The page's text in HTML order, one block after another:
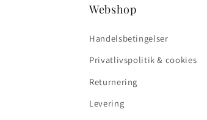
Webshop
Handelsbetingelser
Privatlivspolitik & cookies
Returnering
Levering